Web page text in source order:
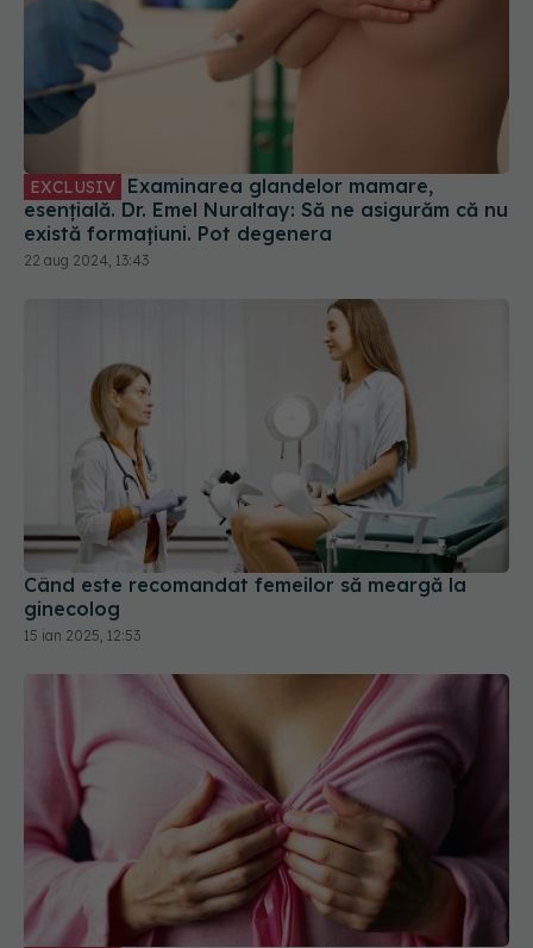
EXCLUSIV
esențială. Dr. Emel Nuraltay: Să ne asigurăm că nu
există formațiuni. Pot degenera
22 aug 2024, 13:43
Când este recomandat femeilor să meargă la
ginecolog
15 ian 2025, 12:53